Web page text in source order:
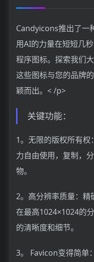
Candyicons推出了一
用AI的力量在短短几
程序图标。探索我们
这些图标与您的品牌
颖而出。< /p>
关键功能：
1。无限的版权所有
力自由使用，复制，
物。
2。高分辨率质量：
在最高1024×1024的
的清晰度和细节。
3。 Favicon变得简单